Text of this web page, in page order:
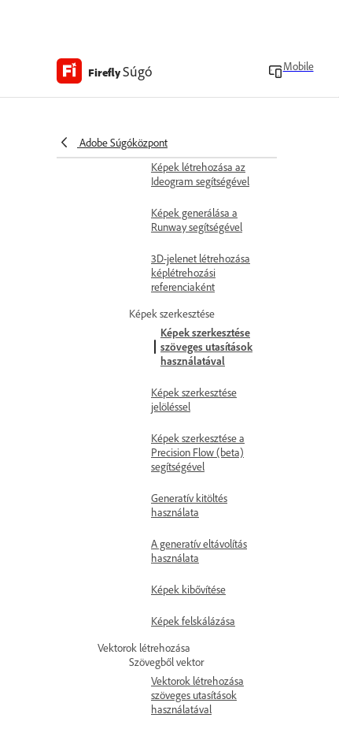
FireflySúgó Mobile
Adobe Súgóközpont
Kép létrehozása a GPT
Képek létrehozása az
Ideogram segítségével
Képek generálása a
Runway segítségével
3D-jelenet létrehozása
képlétrehozási
referenciaként
Képek szerkesztése
Képek szerkesztése
szöveges utasítások
használatával
Képek szerkesztése
jelöléssel
Képek szerkesztése a
Precision Flow (beta)
segítségével
Generatív kitöltés
használata
A generatív eltávolítás
használata
Képek kibővítése
Képek felskálázása
Vektorok létrehozása
Szövegből vektor
Vektorok létrehozása
szöveges utasítások
használatával